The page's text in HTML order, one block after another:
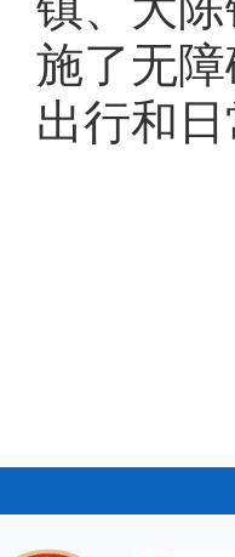
施了无
出行和